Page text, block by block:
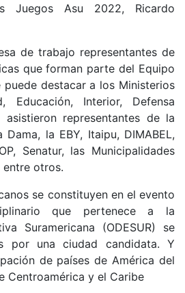
Juegos Asu 2022, Ricardo
de trabajo representantes de
que forman parte del Equipo
puede destacar a los Ministerios
Educación, Interior, Defensa
asistieron representantes de la
la EBY, Itaipu, DIMABEL,
Senatur, las Municipalidades
entre otros.
se constituyen en el evento
que pertenece a la
Suramericana (ODESUR) se
por una ciudad candidata. Y
de países de América del
Centroamérica y el Caribe